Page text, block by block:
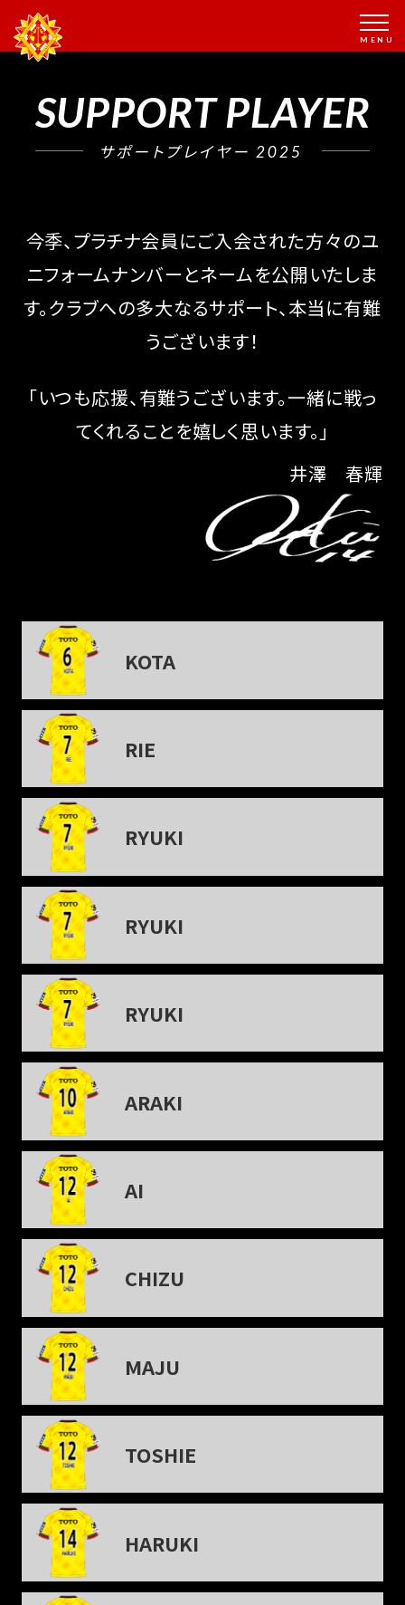
SUPPORT PLAYER
サポートプレイヤー 2025
今季、プラチナ会員にご入会された方々のユ
ニフォームナンバーとネームを公開いたしま
す。クラブへの多大なるサポート、本当に有難
うございます！
「いつも応援、有難うございます。一緒に戦っ
てくれることを嬉しく思います。」
井澤 春輝
KOTA
RIE
RYUKI
RYUKI
RYUKI
ARAKI
AI
CHIZU
MAJU
TOSHIE
HARUKI